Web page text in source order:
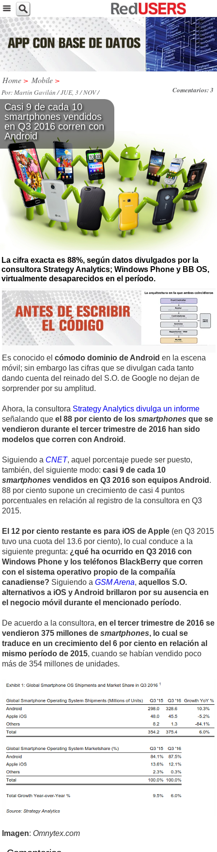
Home > Mobile >
Comentarios: 3
Por: Martín Gavilán / JUE, 3 / NOV /
2016
Casi 9 de cada 10
smartphones vendidos
en Q3 2016 corren con
Android
La cifra exacta es 88%, según datos divulgados por la
consultora Strategy Analytics; Windows Phone y BB OS,
virtualmente desaparecidos en el período.
Es conocido el cómodo dominio de Android en la escena
móvil; sin embargo las cifras que se divulgan cada tanto
dando cuenta del reinado del S.O. de Google no dejan de
sorprender por su amplitud.
Ahora, la consultora Strategy Analytics divulga un informe
señalando que el 88 por ciento de los smartphones que se
vendieron durante el tercer trimestre de 2016 han sido
modelos que corren con Android .
Siguiendo a CNET, aquel porcentaje puede ser puesto,
también, del siguiente modo: casi 9 de cada 10
smartphones vendidos en Q3 2016 son equipos Android .
88 por ciento supone un crecimiento de casi 4 puntos
porcentuales en relación al registro de la consultora en Q3
2015.
El 12 por ciento restante es para iOS de Apple (en Q3 2015
tuvo una cuota del 13.6 por ciento), lo cual conduce a la
siguiente pregunta: ¿qué ha ocurrido en Q3 2016 con
Windows Phone y los teléfonos BlackBerry que corren
con el sistema operativo propio de la compañía
canadiense? Siguiendo a GSM Arena, aquellos S.O.
alternativos a iOS y Android brillaron por su ausencia en
el negocio móvil durante el mencionado período.
De acuerdo a la consultora, en el tercer trimestre de 2016 se
vendieron 375 millones de smartphones, lo cual se
traduce en un crecimiento del 6 por ciento en relación al
mismo período de 2015, cuando se habían vendido poco
más de 354 millones de unidades.
Imagen: Omnytex.com